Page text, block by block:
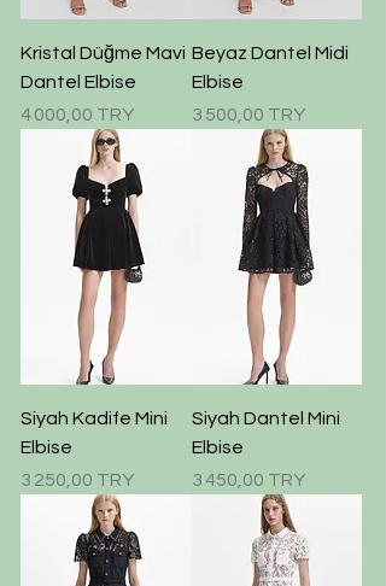
Kristal Düğme Mavi
Dantel Elbise
Prix
4 000,00 TRY
Beyaz Dantel Midi
Elbise
Prix
3 500,00 TRY
Siyah Kadife Mini
Elbise
Prix
3 250,00 TRY
Siyah Dantel Mini
Elbise
Prix
3 450,00 TRY